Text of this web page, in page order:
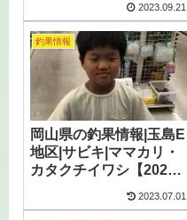
2023.09.21
釣果情報
岡山県の釣果情報|玉島E
地区|サビキ|ママカリ・
カタクチイワシ【2023
2023.07.01